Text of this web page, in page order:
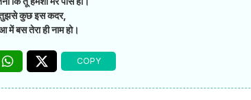
कुछ इस कदर,
में बस तेरा ही नाम हो।